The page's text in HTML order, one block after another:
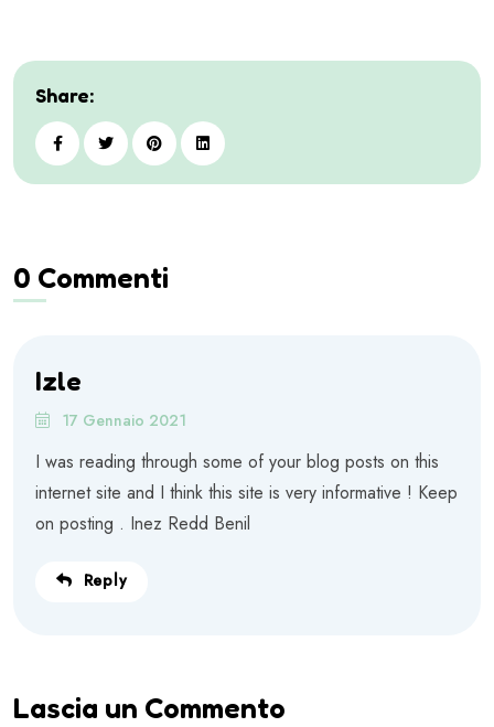
Share:
0 Commenti
Izle
17 Gennaio 2021
I was reading through some of your blog posts on this
internet site and I think this site is very informative ! Keep
on posting . Inez Redd Benil
Reply
Lascia un Commento